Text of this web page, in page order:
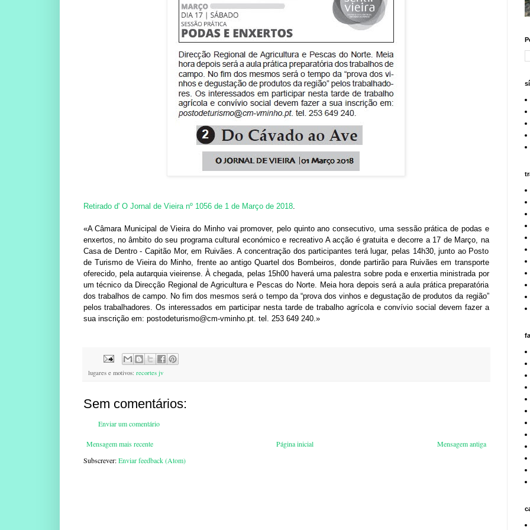
Retirado d' O Jornal de Vieira nº 1056 de 1 de Março de 2018.
«A Câmara Municipal de Vieira do Minho vai promover, pelo quinto ano consecutivo, uma sessão prática de podas e
enxertos, no âmbito do seu programa cultural económico e recreativo A acção é gratuita e decorre a 17 de Março, na
Casa de Dentro - Capitão Mor, em Ruivães. A concentração dos participantes terá lugar, pelas 14h30, junto ao Posto
de Turismo de Vieira do Minho, frente ao antigo Quartel dos Bombeiros, donde partirão para Ruivães em transporte
oferecido, pela autarquia vieirense. À chegada, pelas 15h00 haverá uma palestra sobre poda e enxertia ministrada por
um técnico da Direcção Regional de Agricultura e Pescas do Norte. Meia hora depois será a aula prática preparatória
dos trabalhos de campo. No fim dos mesmos será o tempo da “prova dos vinhos e degustação de produtos da região”
pelos trabalhadores. Os interessados em participar nesta tarde de trabalho agrícola e convívio social devem fazer a
sua inscrição em: postodeturismo@cm-vminho.pt. tel. 253 649 240.»
lugares e motivos: recortes jv
Sem comentários:
Enviar um comentário
Mensagem mais recente Mensagem antiga
Página inicial
Subscrever:Enviar feedback (Atom)